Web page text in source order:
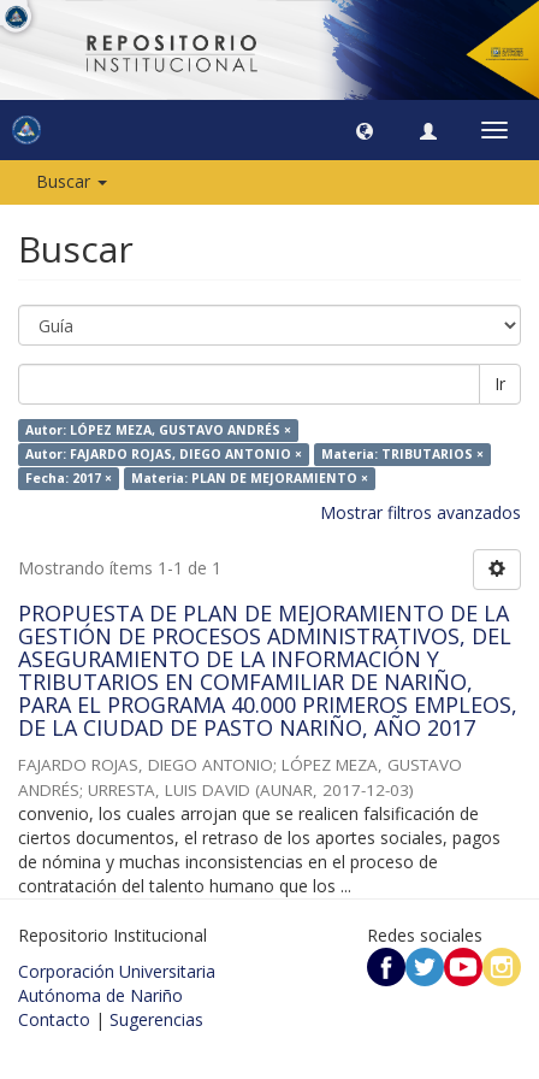
Buscar
Buscar
Ir
Autor: LÓPEZ MEZA, GUSTAVO ANDRÉS ×
Autor: FAJARDO ROJAS, DIEGO ANTONIO ×
Materia: TRIBUTARIOS ×
Fecha: 2017 ×
Materia: PLAN DE MEJORAMIENTO ×
Mostrar filtros avanzados
Mostrando ítems 1-1 de 1
PROPUESTA DE PLAN DE MEJORAMIENTO DE LA
GESTIÓN DE PROCESOS ADMINISTRATIVOS, DEL
ASEGURAMIENTO DE LA INFORMACIÓN Y
TRIBUTARIOS EN COMFAMILIAR DE NARIÑO,
PARA EL PROGRAMA 40.000 PRIMEROS EMPLEOS,
DE LA CIUDAD DE PASTO NARIÑO, AÑO 2017
FAJARDO ROJAS, DIEGO ANTONIO; LÓPEZ MEZA, GUSTAVO
ANDRÉS; URRESTA, LUIS DAVID (AUNAR, 2017-12-03)
convenio, los cuales arrojan que se realicen falsificación de
ciertos documentos, el retraso de los aportes sociales, pagos
de nómina y muchas inconsistencias en el proceso de
contratación del talento humano que los ...
Repositorio Institucional
Corporación Universitaria
Autónoma de Nariño
Contacto | Sugerencias
Redes sociales